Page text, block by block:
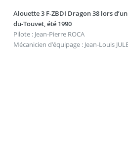
Alouette 3 F-ZBDI Dragon 38 lors
du-Touvet, été 1990
Pilote : Jean-Pierre ROCA
Mécanicien d’équipage : Jean-Louis